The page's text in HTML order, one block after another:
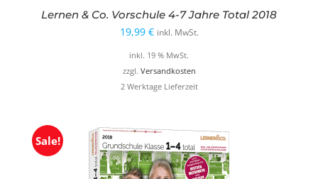
Lernen & Co. Vorschule 4-7 Jahre Total 2018
19,99 € inkl. MwSt.
inkl. 19 % MwSt.
zzgl. Versandkosten
2 Werktage Lieferzeit
Sale!